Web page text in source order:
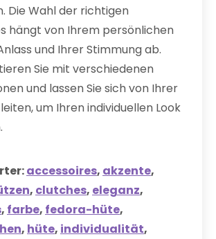
Die Wahl der richtigen
hängt von Ihrem persönlichen
und Ihrer Stimmung ab.
Sie mit verschiedenen
und lassen Sie sich von Ihrer
um Ihren individuellen Look
accessoires, akzente,
, clutches, eleganz,
, farbe, fedora-hüte,
, hüte, individualität,